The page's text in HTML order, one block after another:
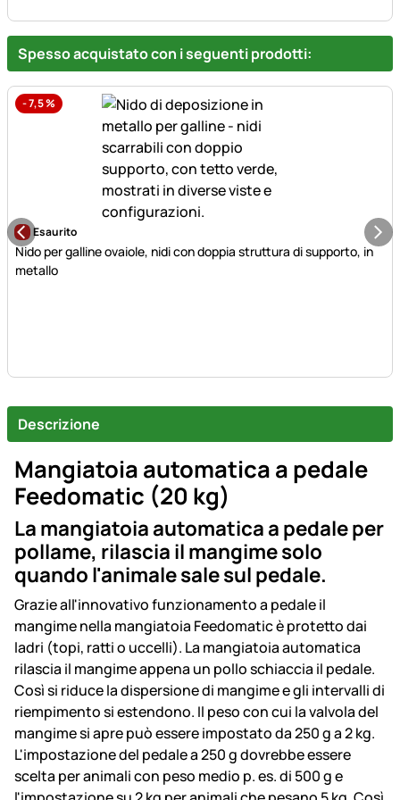
Spesso acquistato con i seguenti prodotti:
-7,5%
Esaurito
Nido per galline ovaiole, nidi con doppia struttura di supporto, in
metallo
Descrizione
Mangiatoia automatica a pedale
Feedomatic (20 kg)
La mangiatoia automatica a pedale per
pollame, rilascia il mangime solo
quando l'animale sale sul pedale.
Grazie all'innovativo funzionamento a pedale il
mangime nella mangiatoia Feedomatic è protetto dai
ladri (topi, ratti o uccelli). La mangiatoia automatica
rilascia il mangime appena un pollo schiaccia il pedale.
Così si riduce la dispersione di mangime e gli intervalli di
riempimento si estendono. Il peso con cui la valvola del
mangime si apre può essere impostato da 250 g a 2 kg.
L'impostazione del pedale a 250 g dovrebbe essere
scelta per animali con peso medio p. es. di 500 g e